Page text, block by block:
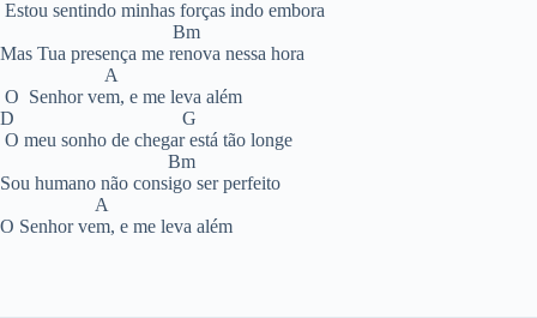
Estou sentindo minhas forças indo embora
Bm
Mas Tua presença me renova nessa hora
A
O Senhor vem, e me leva além
D G
O meu sonho de chegar está tão longe
Bm
Sou humano não consigo ser perfeito
A
O Senhor vem, e me leva além